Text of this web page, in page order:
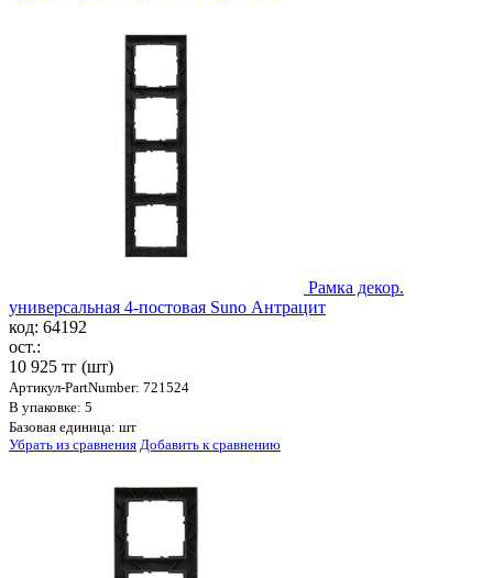
Рамка декор.
универсальная 4-постовая Suno Антрацит
код: 64192
ост.:
10 925 тг (шт)
Артикул-PartNumber: 721524
В упаковке: 5
Базовая единица: шт
Убрать из сравнения Добавить к сравнению